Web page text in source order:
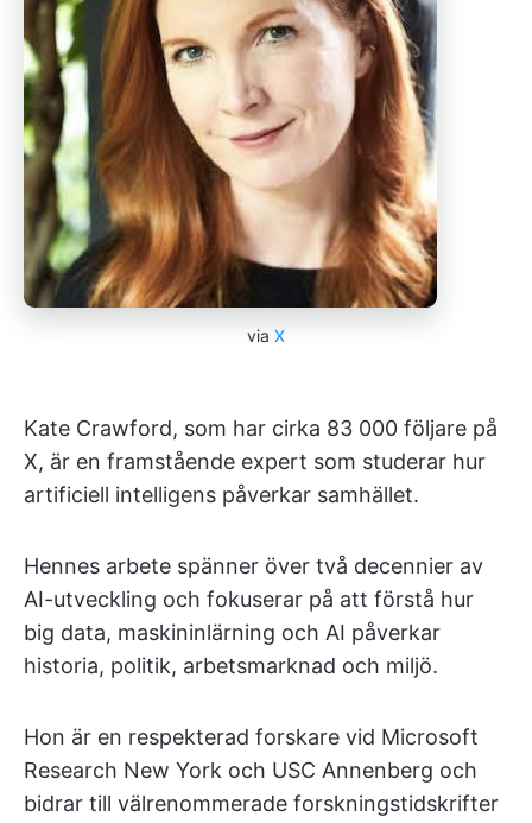
via X
Kate Crawford, som har cirka 83 000 följare på
X, är en framstående expert som studerar hur
artificiell intelligens påverkar samhället.
Hennes arbete spänner över två decennier av
AI-utveckling och fokuserar på att förstå hur
big data, maskininlärning och AI påverkar
historia, politik, arbetsmarknad och miljö.
Hon är en respekterad forskare vid Microsoft
Research New York och USC Annenberg och
bidrar till välrenommerade forskningstidskrifter